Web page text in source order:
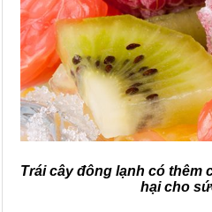
Trái cây đông lạnh có thêm
hại cho